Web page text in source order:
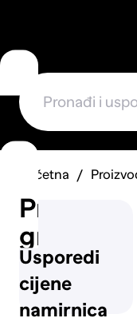
Usporedi
cijene
namirnica
Prijavi
grešku
Početna